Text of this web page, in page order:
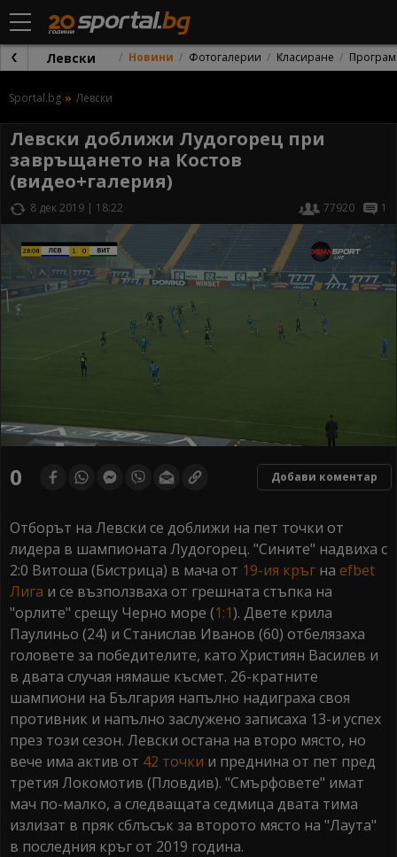
Левски Новини Фотогалерии Класиране
Sportal.bg Левски
Левски доближи Лудогорец при
завръщането на Костов
(видео+галерия)
8 дек 2019 | 18:22 77920 1
of0 Добави коментар
Отборът на Левски се доближи на пет точки от
лидера в шампионата Лудогорец. "Сините" надвиха с
2:0 Витоша (Бистрица) в мача от 19-ия кръг на efbet
Лига и се възползваха от грешната стъпка на
"орлите" срещу Черно море (1:1). Двете крила
Паулиньо (24) и Станислав Иванов (60) отбелязаха
головете за победителите, като Християн Василев и
в двата случая нямаше късмет. 26-кратните
шампиони на България напълно надиграха своя
противник и напълно заслужено записаха 13-и успех
през този сезон. Левски остана на второ място, но
вече има актив от 42 точки и преднина от пет пред
третия Локомотив (Пловдив). "Смърфовете" имат
мач по-малко, а следващата седмица двата тима
излизат в пряк сблъсък за второто място на "Лаута"
в последния кръг от 2019 година.